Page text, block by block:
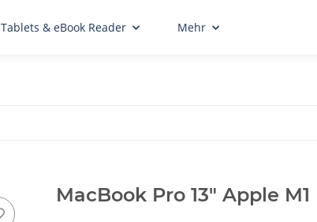
Tablets & eBook Reader Mehr
MacBook Pro 13" Apple M1